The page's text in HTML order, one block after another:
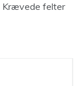
Krævede felter